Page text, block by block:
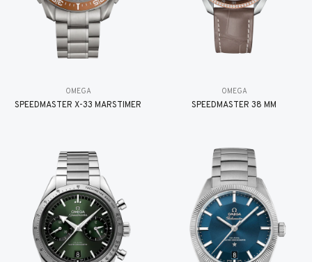
OMEGA
SPEEDMASTER X-33 MARSTIMER
OMEGA
SPEEDMASTER 38 MM